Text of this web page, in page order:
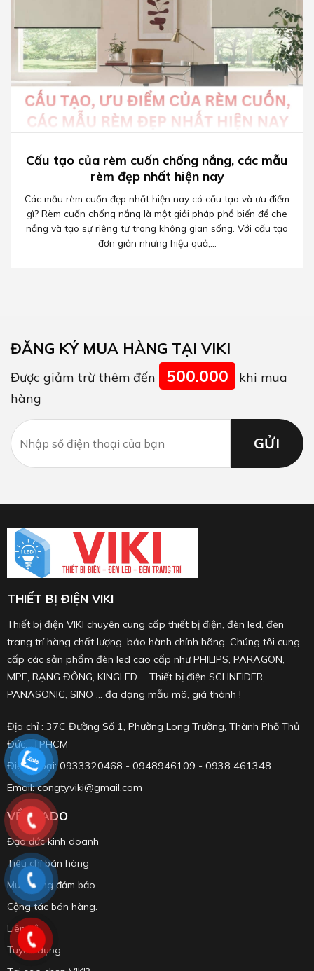
Cấu tạo của rèm cuốn chống nắng, các mẫu
rèm đẹp nhất hiện nay
Các mẫu rèm cuốn đẹp nhất hiện nay có cấu tạo và ưu điểm
gì? Rèm cuốn chống nắng là một giải pháp phổ biến để che
nắng và tạo sự riêng tư trong không gian sống. Với cấu tạo
đơn giản nhưng hiệu quả,...
ĐĂNG KÝ MUA HÀNG TẠI VIKI
Được giảm trừ thêm đến 500.000
khi mua
hàng
THIẾT BỊ ĐIỆN VIKI
Thiết bị điện VIKI chuyên cung cấp thiết bị điện, đèn led, đèn
trang trí hàng chất lượng, bảo hành chính hãng. Chúng tôi cung
cấp các sản phẩm đèn led cao cấp như PHILIPS, PARAGON,
MPE, RẠNG ĐÔNG, KINGLED ... Thiết bị điện SCHNEIDER,
PANASONIC, SINO ... đa dạng mẫu mã, giá thành !
Địa chỉ : 37C Đường Số 1, Phường Long Trường, Thành Phố Thủ
Đức, TPHCM
Điện thoại: 0933320468 - 0948946109 - 0938 461348
Email: congtyviki@gmail.com
VỀ ERADO
Đạo đức kinh doanh
Tiêu chí bán hàng
Mua hàng đảm bảo
Cộng tác bán hàng.
Liên hệ
Tuyển dụng